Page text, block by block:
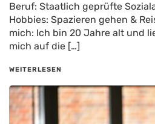
Beruf: Staatlich geprüfte
Hobbies: Spazieren gehen &
mich: Ich bin 20 Jahre alt und
mich auf die […]
WEITERLESEN